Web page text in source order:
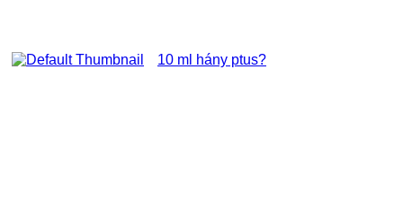
10 ml hány ptus?